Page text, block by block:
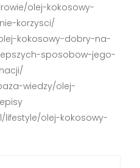
olej-kokosowy-
korzysci/
kokosowy-dobry-na-
sposobow-jego-
wiedzy/olej-
olej-kokosowy-